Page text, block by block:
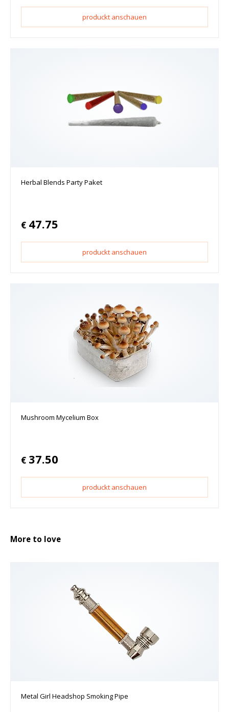
produckt anschauen
Herbal Blends Party Paket
€ 47.75
produckt anschauen
Mushroom Mycelium Box
€ 37.50
produckt anschauen
More to love
Metal Girl Headshop Smoking Pipe